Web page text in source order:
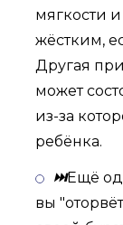
мягкости
жёстким,
Другая
может
из-за
ребёнка.
⏭Ещё
вы